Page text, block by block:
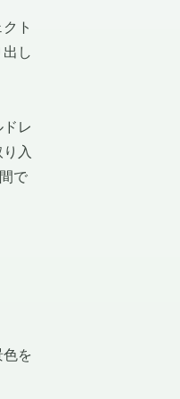
ト
し
レ
入
で
を